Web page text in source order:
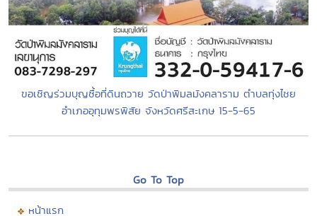
ขอเชิญร่วมบุญซื้อที่ดินถวาย วัดป่าพิมลมังคลาราม ตำบลทุ่งไชย
อำเภออุทุมพรพิสัย จังหวัดศรีสะเกษ 15-5-65
Go To Top
หน้าแรก